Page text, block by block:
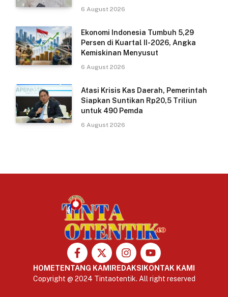
6 August 2026
Ekonomi Indonesia Tumbuh 5,29
Persen di Kuartal II-2026, Angka
Kemiskinan Menyusut
6 August 2026
Atasi Krisis Kas Daerah, Pemerintah
Siapkan Suntikan Rp20,5 Triliun
untuk 490 Pemda
6 August 2026
HOMETENTANG KAMI REDAKSI KONTAK KAMI
Copyright @ 2024 Tintaotentik. All right reserved